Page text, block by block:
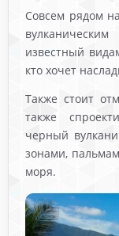
Совсем рядом
известный
кто хочет
Также стоит
также
черный
зонами,
моря.